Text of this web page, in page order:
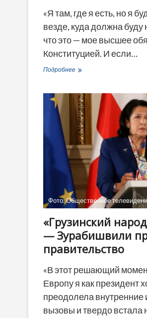
«Я там, где я есть, но я
везде, куда должна буду
что это — мое высшее
Конституцией. И если…
ПодробнееСаломе
правительство
поймет
—
хорошо.
Если
нет
—
от
этого
зависит
его
будущее»
Фото: Общественное
«Грузинский
— Зурабишвили
правительство
«В этот решающий
Европу я как президент
преодолела
вызовы и твердо встала